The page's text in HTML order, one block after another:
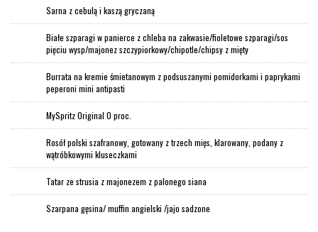
Sarna z cebulą i kaszą gryczaną
Białe szparagi w panierce z chleba na zakwasie/fioletowe szparagi/sos
pięciu wysp/majonez szczypiorkowy/chipotle/chipsy z mięty
Burrata na kremie śmietanowym z podsuszanymi pomidorkami i paprykami
peperoni mini antipasti
MySpritz Original 0 proc.
Rosół polski szafranowy, gotowany z trzech mięs, klarowany, podany z
wątróbkowymi kluseczkami
Tatar ze strusia z majonezem z palonego siana
Szarpana gęsina/ muffin angielski /jajo sadzone